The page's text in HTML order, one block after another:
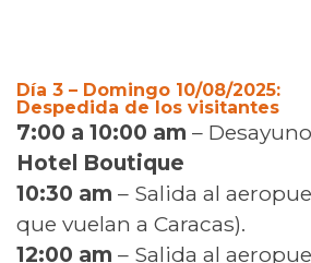
Día 3 – Domingo 10/08/2025:
Despedida de los visitantes
7:00 a 10:00 am –
Hotel Boutique
10:30 am – Salida al
que vuelan a Caracas).
12:00 am – Salida al